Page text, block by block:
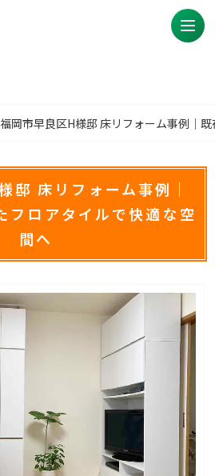
福岡市早良区H様邸 床リフォーム事例｜
邸 床リフォーム事例｜
フロアタイルで快適な空
間へ